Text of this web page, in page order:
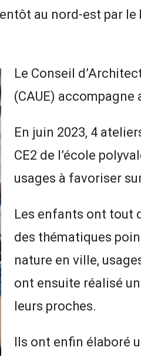
au nord-est par
Le Conseil
(CAUE)
En juin 2023, 4
CE2 de l’école
usages à favoriser
Les enfants ont tout
des thématiques
nature en ville,
ont ensuite réalisé
leurs proches.
Ils ont enfin élaboré